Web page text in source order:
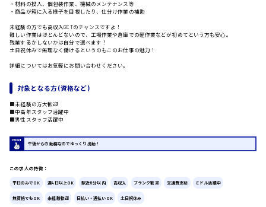
組立、加工
検品・包装・箱詰め
広島市東区
・材料の投入、個包装作業、機械のメンテナンス等
・商品が箱に入る様子を目視したり、仕分け作業の補助
未経験の方でも高収入GETのチャンスですよ！
難しい作業はほとんどないので、工場作業や倉庫での軽作業などが初めてという方も安心。
残業するかしないかは自分で選べます！
土日祝休みで無理なく働けるというのもこのお仕事の魅力！
詳細についてはお気軽にお問い合わせください。
対象となる方 (資格など)
■未経験の方大歓迎
■中高年スタッフ活躍中
■男性スタッフ活躍中
午後からの勤務なのでゆっくり出勤！
この求人の特徴：
平日のみでOK 週4日以上OK 駅近5分以内 高収入 ブランク歓迎 交通費支給 ミドル活躍中
無資格でもOK 未経験歓迎 日払い・週払いOK 土日祝休み